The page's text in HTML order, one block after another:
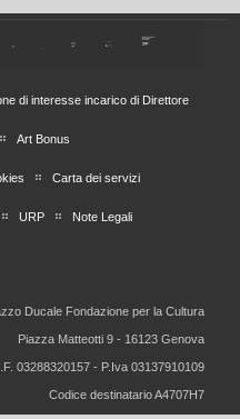
di interesse incarico di Direttore
Art Bonus
Carta dei servizi
URP Note Legali
Ducale Fondazione per la Cultura
Piazza Matteotti 9 - 16123 Genova
03288320157 - P.Iva 03137910109
Codice destinatario A4707H7